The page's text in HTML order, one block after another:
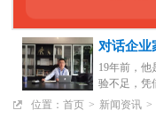
对话企
19年前，他
验不足，凭
位置： 首页 > 新闻资讯 >